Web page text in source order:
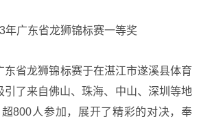
年广东省龙狮锦标赛一等奖
东省龙狮锦标赛于在湛江市遂溪县体育
引了来自佛山、珠海、中山、深圳等地
800人参加，展开了精彩的对决，奉